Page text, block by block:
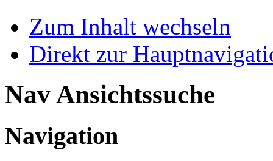
Zum Inhalt wechseln
Direkt zur
Nav Ansichtssuche
Navigation